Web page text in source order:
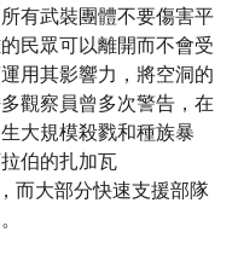
有武裝團體不要傷害平
民眾可以離開而不會受
用其影響力，將空洞的
觀察員曾多次警告，在
大規模殺戮和種族暴
伯的扎加瓦
而大部分快速支援部隊